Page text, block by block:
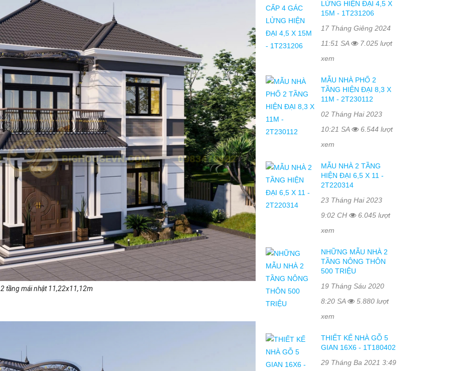
tầng mái nhật 11,22x11,12m
LỬNG HIỆN ĐẠI 4,5 X
15M - 1T231206
17 Tháng Giêng 2024
11:51 SA
7.025 lượt
xem
MẪU NHÀ PHỐ 2
TẦNG HIỆN ĐẠI 8,3 X
11M - 2T230112
02 Tháng Hai 2023
10:21 SA
6.544 lượt
xem
MẪU NHÀ 2 TẦNG
HIỆN ĐẠI 6,5 X 11 -
2T220314
23 Tháng Hai 2023
9:02 CH
6.045 lượt
xem
NHỮNG MẪU NHÀ 2
TẦNG NÔNG THÔN
500 TRIỆU
19 Tháng Sáu 2020
8:20 SA
5.880 lượt
xem
THIẾT KẾ NHÀ GỖ 5
GIAN 16X6 - 1T180402
29 Tháng Ba 2021 3:49